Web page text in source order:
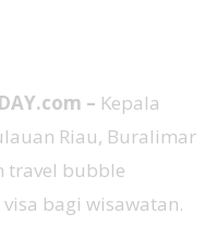
– Kepala
Riau, Buralimar
travel bubble
bagi wisawatan.